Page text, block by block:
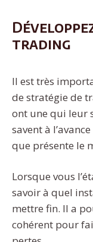
trading
Il est très
de stratégie de
ont une qui leur
savent à
que présente le
Lorsque vous
savoir à quel
mettre fin. Il a
cohérent pour